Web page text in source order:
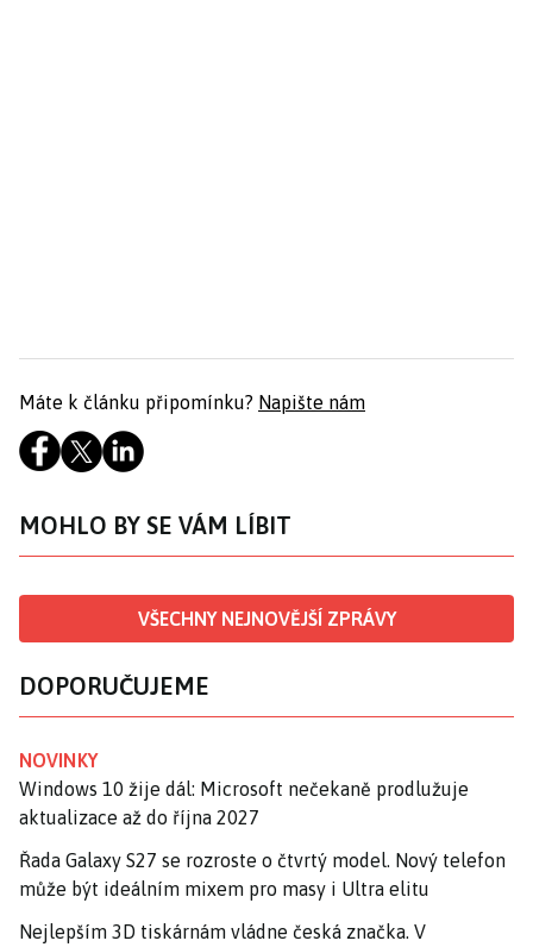
Máte k článku připomínku? Napište nám
MOHLO BY SE VÁM LÍBIT
VŠECHNY NEJNOVĚJŠÍ ZPRÁVY
DOPORUČUJEME
NOVINKY
Windows 10 žije dál: Microsoft nečekaně prodlužuje
aktualizace až do října 2027
Řada Galaxy S27 se rozroste o čtvrtý model. Nový telefon
může být ideálním mixem pro masy i Ultra elitu
Nejlepším 3D tiskárnám vládne česká značka. V